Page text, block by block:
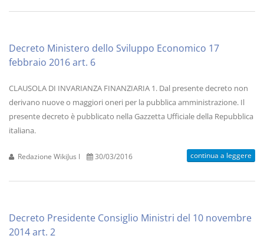
Decreto Ministero dello Sviluppo Economico 17
febbraio 2016 art. 6
CLAUSOLA DI INVARIANZA FINANZIARIA 1. Dal presente decreto non
derivano nuove o maggiori oneri per la pubblica amministrazione. Il
presente decreto è pubblicato nella Gazzetta Ufficiale della Repubblica
italiana.
Redazione WikiJus I 30/03/2016 continua a leggere
Decreto Presidente Consiglio Ministri del 10 novembre
2014 art. 2